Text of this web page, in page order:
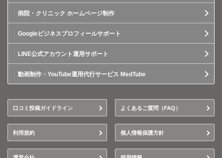
病院・クリニック ホームページ制作
Googleビジネスプロフィールサポート
LINE公式アカウント運用サポート
動画制作・YouTube運用代行サービス MedTube
口コミ投稿ガイドライン よくあるご質問（FAQ）
利用規約 個人情報保護方針